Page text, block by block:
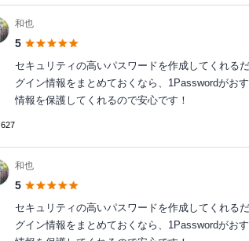
和也
5
セキュリティの高いパスワードを作成してくれる
グイン情報をまとめておくなら、1Passwordがお
情報を保護してくれるので安心です！
627
和也
5
セキュリティの高いパスワードを作成してくれる
グイン情報をまとめておくなら、1Passwordがお